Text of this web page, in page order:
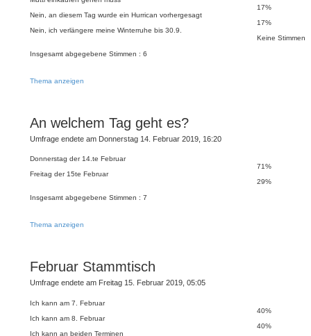
17%
Nein, an diesem Tag wurde ein Hurrican vorhergesagt
17%
Nein, ich verlängere meine Winterruhe bis 30.9.
Keine Stimmen
Insgesamt abgegebene Stimmen : 6
Thema anzeigen
An welchem Tag geht es?
Umfrage endete am Donnerstag 14. Februar 2019, 16:20
Donnerstag der 14.te Februar
71%
Freitag der 15te Februar
29%
Insgesamt abgegebene Stimmen : 7
Thema anzeigen
Februar Stammtisch
Umfrage endete am Freitag 15. Februar 2019, 05:05
Ich kann am 7. Februar
40%
Ich kann am 8. Februar
40%
Ich kann an beiden Terminen